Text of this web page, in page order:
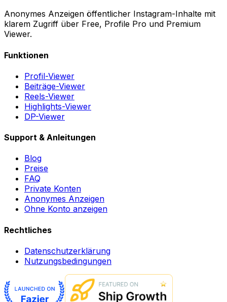
Anonymes Anzeigen öffentlicher Instagram-Inhalte mit
klarem Zugriff über Free, Profile Pro und Premium
Viewer.
Funktionen
Profil-Viewer
Beiträge-Viewer
Reels-Viewer
Highlights-Viewer
DP-Viewer
Support & Anleitungen
Blog
Preise
FAQ
Private Konten
Anonymes Anzeigen
Ohne Konto anzeigen
Rechtliches
Datenschutzerklärung
Nutzungsbedingungen